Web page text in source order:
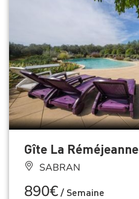
Gîte La Réméjeanne
SABRAN
890€/Semaine